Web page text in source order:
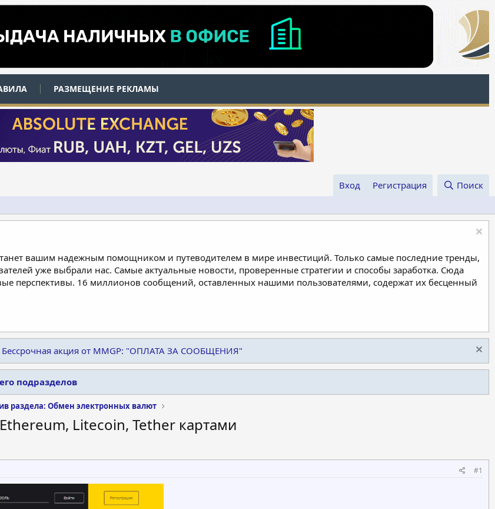
РАЗМЕЩЕНИЕ РЕКЛАМЫ
Вход Регистрация Поиск
вашим надежным помощником и путеводителем в мире инвестиций. Только самые последние тренды,
уже выбрали нас. Самые актуальные новости, проверенные стратегии и способы заработка. Сюда
перспективы. 16 миллионов сообщений, оставленных нашими пользователями, содержат их бесценный
Бессрочная акция от MMGP: "ОПЛАТА ЗА СООБЩЕНИЯ"
подразделов
раздела: Обмен электронных валют
Litecoin, Tether картами
#1